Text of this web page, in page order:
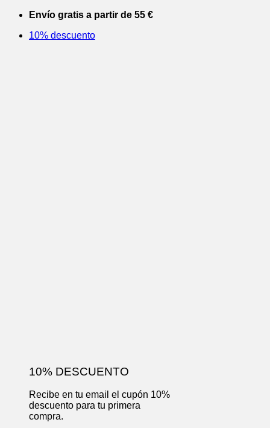
Saltar
contenido
Envío gratis a partir de 55 €
10% descuento
10% DESCUENTO
Recibe en tu email el cupón 10%
descuento para tu primera
compra.